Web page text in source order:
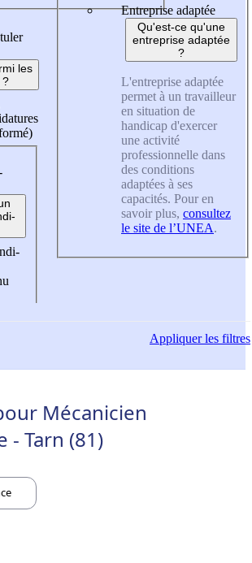
les
?
Entreprise adaptée
Qu'est-ce qu'une
entreprise adaptée
?
L'entreprise adaptée
permet à un travailleur
en situation de
handicap d'exercer
une activité
professionnelle dans
des conditions
adaptées à ses
capacités. Pour en
savoir plus, consultez
le site de l’UNEA.
Appliquerles filtres
Mécanicien
- Tarn (81)